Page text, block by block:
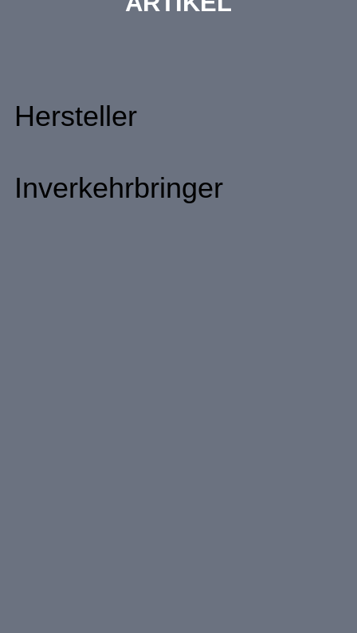
Hersteller
Inverkehrbringer